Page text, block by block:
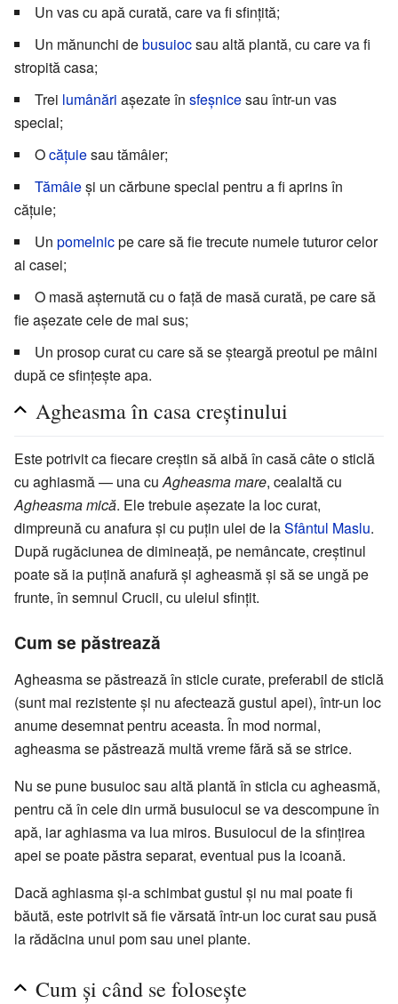
Un vas cu apă curată, care va fi sfințită;
Un mănunchi debusuiocsau altă plantă, cu care va fi
stropită casa;
Trei lumânări așezate în sfeșnicesau într-un vas
special;
Ocățuiesau tămâier;
Tămâieși un cărbune special pentru a fi aprins în
cățuie;
Un pomelnicpe care să fie trecute numele tuturor celor
ai casei;
O masă așternută cu o față de masă curată, pe care să
fie așezate cele de mai sus;
Un prosop curat cu care să se șteargă preotul pe mâini
după ce sfințește apa.
Agheasma în casa creștinului
Este potrivit ca fiecare creștin să aibă în casă câte o sticlă
cu aghiasmă — una cu Agheasma mare, cealaltă cu
Agheasma mică. Ele trebuie așezate la loc curat,
dimpreună cu anafura și cu puțin ulei de laSfântul Maslu.
După rugăciunea de dimineață, pe nemâncate, creștinul
poate să ia puțină anafură și agheasmă și să se ungă pe
frunte, în semnul Crucii, cu uleiul sfințit.
Cum se păstrează
Agheasma se păstrează în sticle curate, preferabil de sticlă
(sunt mai rezistente și nu afectează gustul apei), într-un loc
anume desemnat pentru aceasta. În mod normal,
agheasma se păstrează multă vreme fără să se strice.
Nu se pune busuioc sau altă plantă în sticla cu agheasmă,
pentru că în cele din urmă busuiocul se va descompune în
apă, iar aghiasma va lua miros. Busuiocul de la sfințirea
apei se poate păstra separat, eventual pus la icoană.
Dacă aghiasma și-a schimbat gustul și nu mai poate fi
băută, este potrivit să fie vărsată într-un loc curat sau pusă
la rădăcina unui pom sau unei plante.
Cum și când se folosește